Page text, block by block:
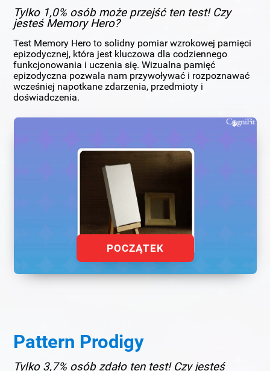
Tylko 1,0% osób może przejść ten test! Czy
jesteś Memory Hero?
Test Memory Hero to solidny pomiar wzrokowej pamięci
epizodycznej, która jest kluczowa dla codziennego
funkcjonowania i uczenia się. Wizualna pamięć
epizodyczna pozwala nam przywoływać i rozpoznawać
wcześniej napotkane zdarzenia, przedmioty i
doświadczenia.
POCZĄTEK
Pattern Prodigy
Tylko 3,7% osób zdało ten test! Czy jesteś